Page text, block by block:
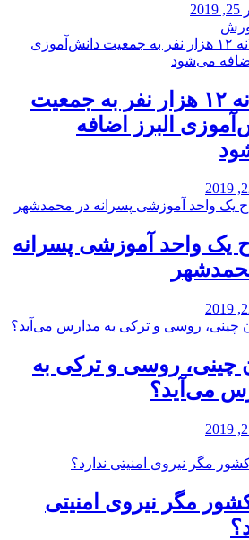
️سالانه ۱۲ هزار نفر به جمعیت
البرز اضافه
یک واحد آموزشی پسرانه
چینی، روسی و ترکی به
می‌آید؟
کشور مگر نیروی امنیتی